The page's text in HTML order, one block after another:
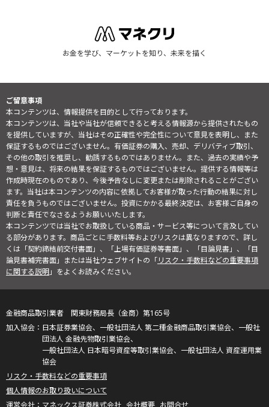
お金を学び、マーケットを知り、未来を描く
ご留意事項
本コンテンツは、情報提供を目的として行っております。
本コンテンツは、当社や当社が信頼できると考える情報源から提供されたもの
を提供していますが、当社はその正確性や完全性について意見を表明し、また
保証するものではございません。有価証券の購入、売却、デリバティブ取引、
その他の取引を推奨し、勧誘するものではありません。また、過去の実績や予
想・意見は、将来の結果を保証するものではございません。提供する情報等は
作成時現在のものであり、今後予告なしに変更または削除されることがござい
ます。当社は本コンテンツの内容に依拠してお客様が取った行動の結果に対し
責任を負うものではございません。投資にかかる最終決定は、お客様ご自身の
判断と責任でなさるようお願いいたします。
本コンテンツでは当社でお取扱している商品・サービス等について言及してい
る部分があります。商品ごとに手数料等およびリスクは異なりますので、詳し
くは「契約締結前交付書面」、「上場有価証券等書面」、「目論見書」、「目
論見書補完書面」または当社ウェブサイトの「リスク・手数料などの重要事項
に関する説明」をよくお読みください。
金融商品取引業者 関東財務局長（金商）第165号
日本証券業協会、一般社団法人 第二種金融商品取引業協会、一般社
団法人 金融先物取引業協会、
一般社団法人 日本暗号資産等取引業協会、一般社団法人 資産運用業
協会
リスク・手数料などの重要事項
個人情報のお取り扱いについて
マネックス証券株式会社 会社概要 お問合せ